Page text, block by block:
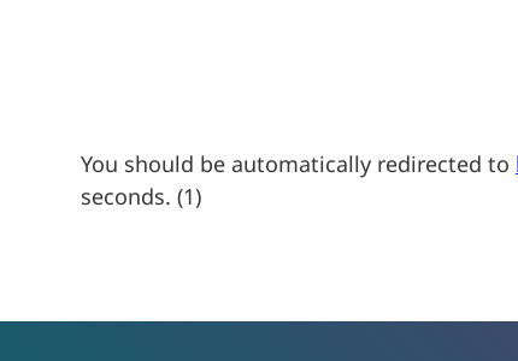
You should be automatically redirected to
seconds. (1)